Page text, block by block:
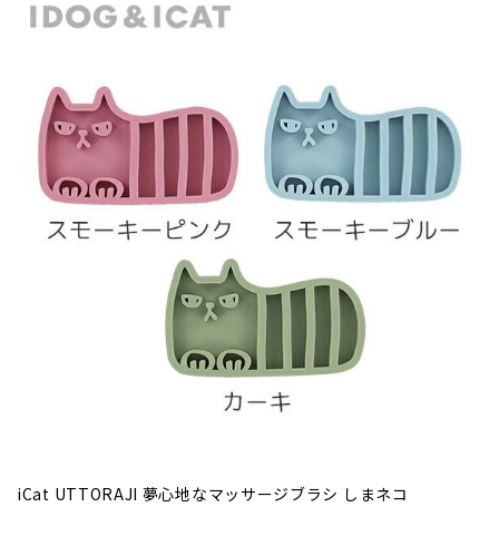
iCat UTTORAJI 夢心地なマッサージブラシ しまネコ